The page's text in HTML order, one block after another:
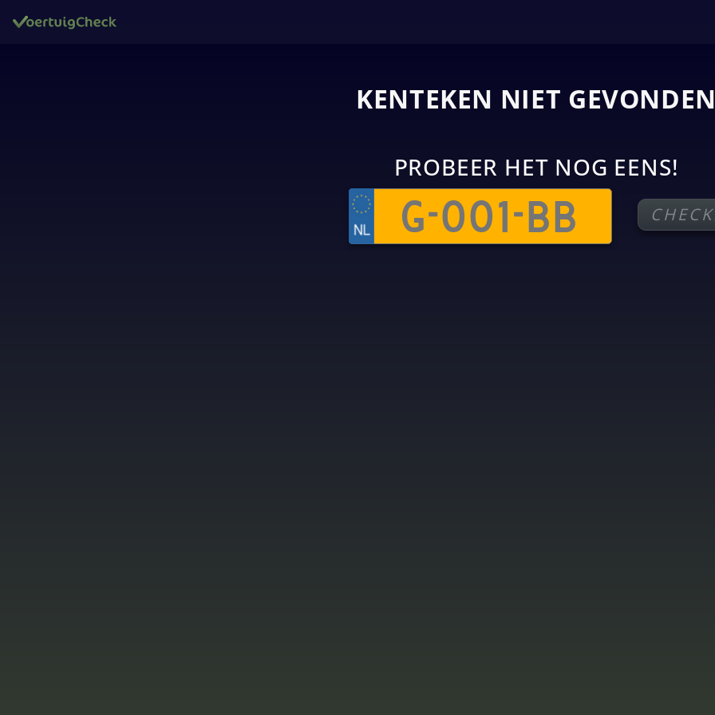
KENTEKEN NIET GEVONDEN
PROBEER HET NOG EENS!